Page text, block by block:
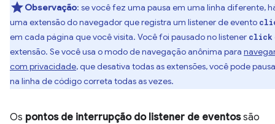
Observação: se você fez uma pausa em uma linha diferente,
uma extensão do navegador que registra um listener de evento
em cada página que você visita. Você foi pausado no listener click
extensão. Se você usa o modo de navegação anônima para
com privacidade, que desativa todas as extensões, você pode
na linha de código correta todas as vezes.
Os pontos de interrupção do listener de eventossão